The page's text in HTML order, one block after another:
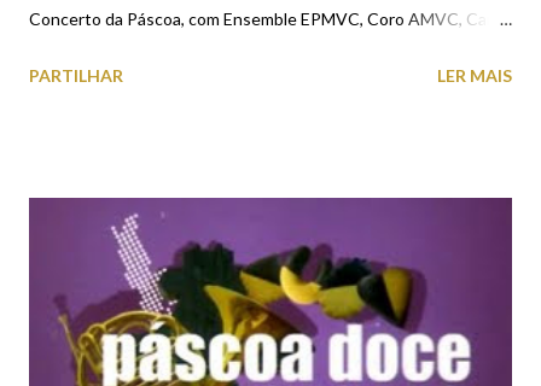
Concerto da Páscoa, com Ensemble EPMVC, Coro AMVC, Carla
obras de Henry Purcell e John Rutter. Esta iniciativa é uma
March Man, that is born of a woman In the midst of life
Canzona Thou Knowest, Lord (II) March John Rutter
Requiem Requiem aeternam Out of the deep Pie Jesu
Sanctus Agnus dei The Lord is my shepherd Lux aeterna
PARTILHAR LER MAIS